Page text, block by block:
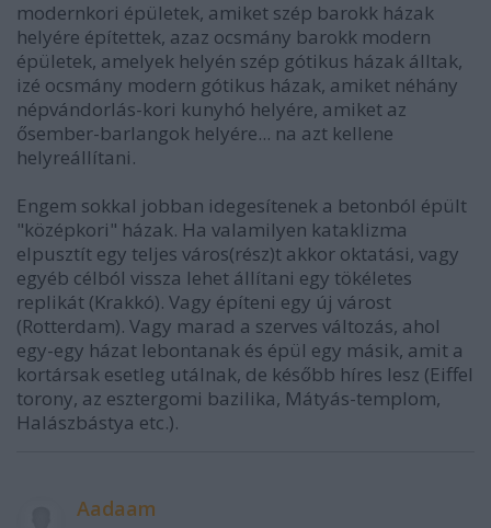
modernkori épületek, amiket szép barokk házak
helyére építettek, azaz ocsmány barokk modern
épületek, amelyek helyén szép gótikus házak álltak,
izé ocsmány modern gótikus házak, amiket néhány
népvándorlás-kori kunyhó helyére, amiket az
ősember-barlangok helyére... na azt kellene
helyreállítani.
Engem sokkal jobban idegesítenek a betonból épült
"középkori" házak. Ha valamilyen kataklizma
elpusztít egy teljes város(rész)t akkor oktatási, vagy
egyéb célból vissza lehet állítani egy tökéletes
replikát (Krakkó). Vagy építeni egy új várost
(Rotterdam). Vagy marad a szerves változás, ahol
egy-egy házat lebontanak és épül egy másik, amit a
kortársak esetleg utálnak, de később híres lesz (Eiffel
torony, az esztergomi bazilika, Mátyás-templom,
Halászbástya etc.).
Aadaam